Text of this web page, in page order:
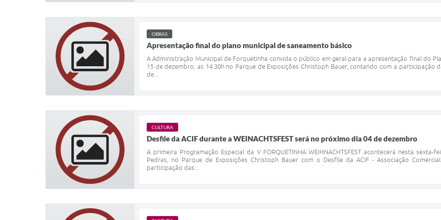
OBRAS
Apresentação final do plano municipal de saneamento básico
A Administração Municipal de Forquetinha convida o público em geral para a apresentação final do
15 de dezembro, as 14:30h no Parque de Exposições Christoph Bauer, contando com a participação
de...
CULTURA
Desfile da ACIF durante a WEINACHTSFEST será no próximo dia 04 de dezembro
A primeira Programação Especial da V FORQUETINHA WEIHNACHTSFEST acontecerá nesta
Pedras, no Parque de Exposições Christoph Bauer com o Desfile da ACIF - Associação
participação das...